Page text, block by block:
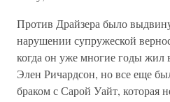
Против Драйзера было
нарушении супружеской
когда он уже многие годы жил
Элен Ричардсон, но все еще
браком с Сарой Уайт, которая